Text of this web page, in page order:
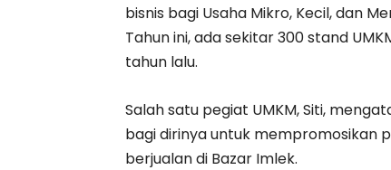
bisnis bagi Usaha Mikro, Kecil, dan
Tahun ini, ada sekitar 300 stand
tahun lalu.
Salah satu pegiat UMKM, Siti,
bagi dirinya untuk mempromosikan
berjualan di Bazar Imlek.